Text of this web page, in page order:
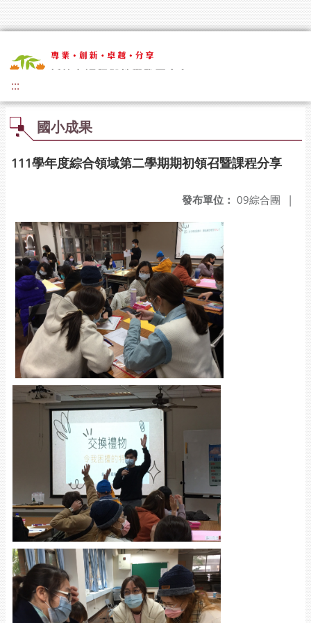
:::
國小成果
111學年度綜合領域第二學期期初領召暨課程分享
發布單位： 09綜合團 |